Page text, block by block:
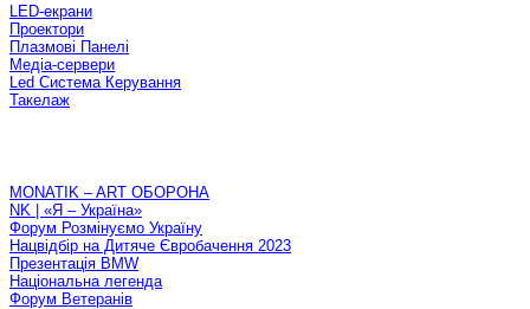
LED-екрани
Проектори
Плазмові Панелі
Медiа-сервери
Led Система Керування
Такелаж
MONATIK – ART ОБОРОНА
NK | «Я – Україна»
Форум Розмінуємо Україну
Нацвідбір на Дитяче Євробачення 2023
Презентація BMW
Національна легенда
Форум Ветеранів